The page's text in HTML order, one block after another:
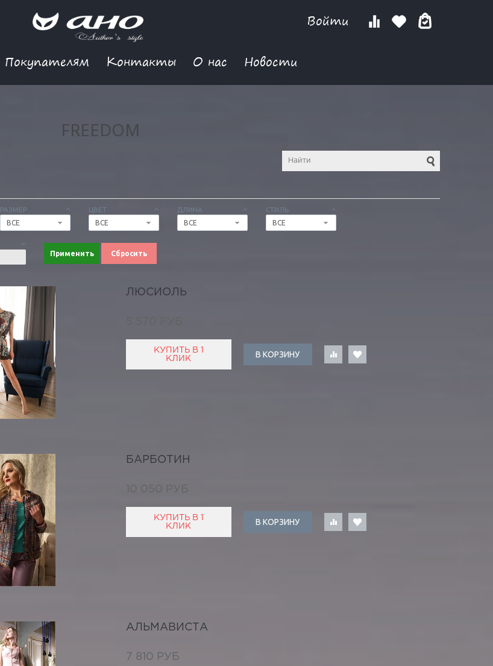
Войти
Покупателям Контакты О нас Новости
FREEDOM
РАЗМЕР
ВСЕ
ЦВЕТ
ВСЕ
ДЛИНА
ВСЕ
СТИЛЬ
ВСЕ
Применить Сбросить
ЛЮСИОЛЬ
КУПИТЬ В 1
КЛИК
В КОРЗИНУ
БАРБОТИН
10 050 РУБ
КУПИТЬ В 1
КЛИК
В КОРЗИНУ
АЛЬМАВИСТА
7 810 РУБ